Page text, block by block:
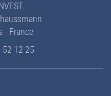
- France
52 12 25